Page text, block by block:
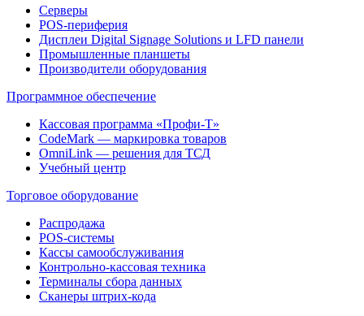
Серверы
POS-периферия
Дисплеи Digital Signage Solutions и LFD панели
Промышленные планшеты
Производители оборудования
Программное обеспечение
Кассовая программа «Профи-Т»
CodeMark — маркировка товаров
OmniLink — решения для ТСД
Учебный центр
Торговое оборудование
Распродажа
POS-системы
Кассы самообслуживания
Контрольно-кассовая техника
Терминалы сбора данных
Сканеры штрих-кода